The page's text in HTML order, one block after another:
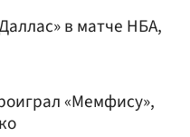
в матче НБА,
«Мемфису»,